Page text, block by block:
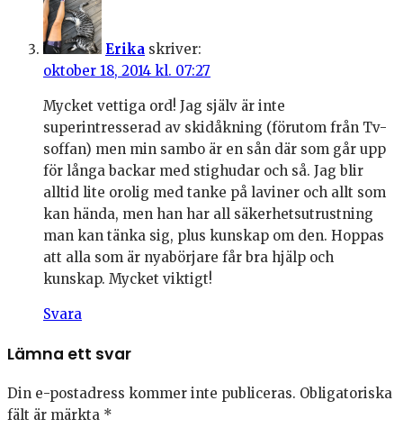
Erika skriver:
oktober 18, 2014 kl. 07:27
Mycket vettiga ord! Jag själv är inte
superintresserad av skidåkning (förutom från Tv-
soffan) men min sambo är en sån där som går upp
för långa backar med stighudar och så. Jag blir
alltid lite orolig med tanke på laviner och allt som
kan hända, men han har all säkerhetsutrustning
man kan tänka sig, plus kunskap om den. Hoppas
att alla som är nyabörjare får bra hjälp och
kunskap. Mycket viktigt!
Svara
Lämna ett svar
Din e-postadress kommer inte publiceras. Obligatoriska
fält är märkta *